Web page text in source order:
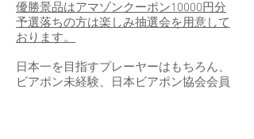
優勝景品はアマゾンクーポン10000円分
予選落ちの方は楽しみ抽選会を用意して
おります。
日本一を目指すプレーヤーはもちろん、
ビアポン未経験、日本ビアポン協会会員